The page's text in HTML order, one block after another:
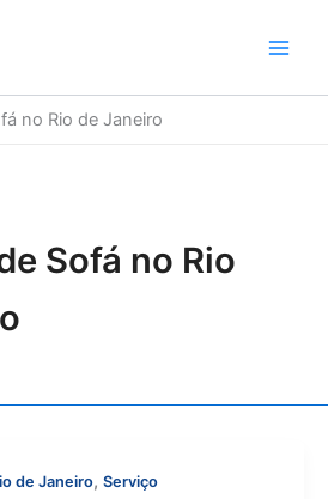
no Rio de Janeiro
Sofá no Rio
de Janeiro, Serviço